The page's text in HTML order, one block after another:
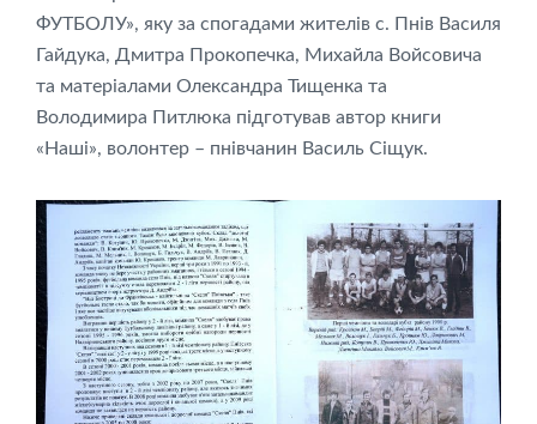
ФУТБОЛУ», яку за спогадами жителів с. Пнів Василя
Гайдука, Дмитра Прокопечка, Михайла Войсовича
та матеріалами Олександра Тищенка та
Володимира Питлюка підготував автор книги
«Наші», волонтер – пнівчанин Василь Сіщук.